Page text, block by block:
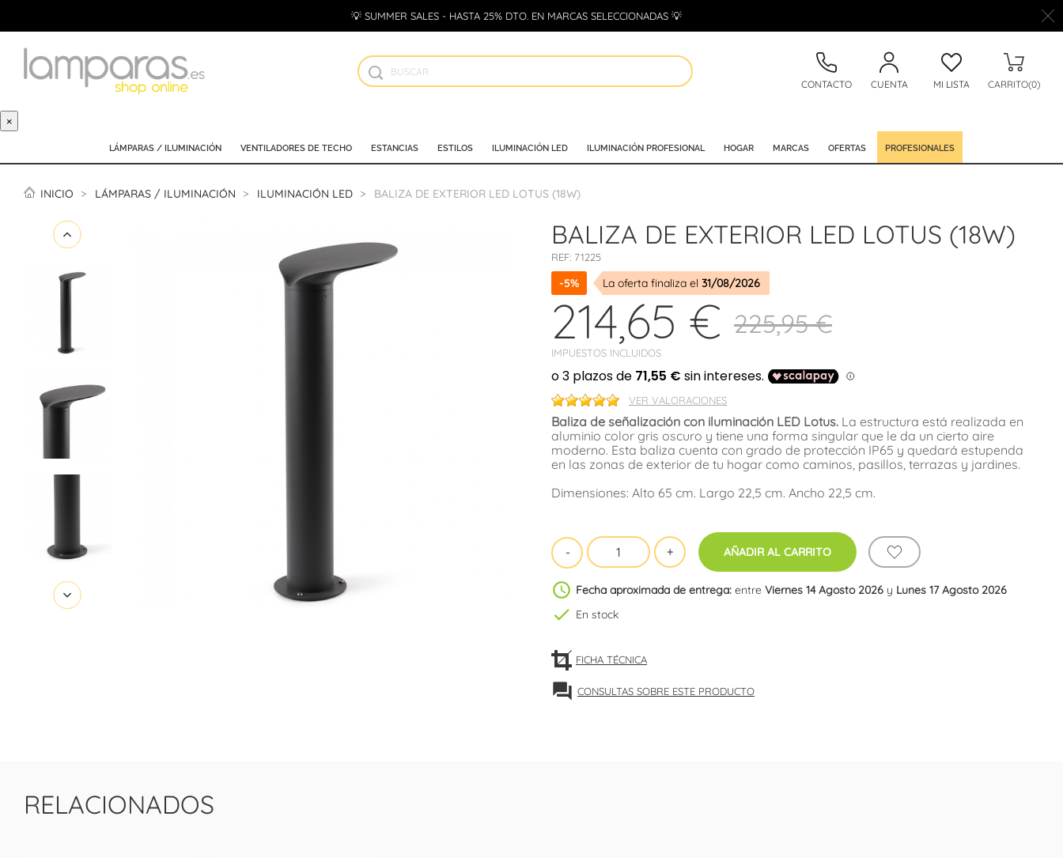
💡 SUMMER SALES - HASTA 25% DTO. EN MARCAS SELECCIONADAS 💡
CONTACTO CUENTA MI LISTA CARRITO(0)
×
LÁMPARAS / ILUMINACIÓN VENTILADORES DE TECHO ESTANCIAS ESTILOS ILUMINACIÓN LED ILUMINACIÓN PROFESIONAL HOGAR MARCAS OFERTAS PROFESIONALES
INICIO LÁMPARAS / ILUMINACIÓN ILUMINACIÓN LED BALIZA DE EXTERIOR LED LOTUS (18W)
BALIZA DE EXTERIOR LED LOTUS (18W)
REF: 71225
-5% La oferta finaliza el 31/08/2026
214,65 €
IMPUESTOS INCLUIDOS
225,95 €
VER VALORACIONES
Baliza de señalización con iluminación LED Lotus. La estructura está realizada en
aluminio color gris oscuro y tiene una forma singular que le da un cierto aire
moderno. Esta baliza cuenta con grado de protección IP65 y quedará estupenda
en las zonas de exterior de tu hogar como caminos, pasillos, terrazas y jardines.
Dimensiones: Alto 65 cm. Largo 22,5 cm. Ancho 22,5 cm.
AÑADIR AL CARRITO
schedule Fecha aproximada de entrega: entre Viernes 14 Agosto 2026 y Lunes 17 Agosto 2026
check En stock
FICHA TÉCNICA
forum CONSULTAS SOBRE ESTE PRODUCTO
RELACIONADOS